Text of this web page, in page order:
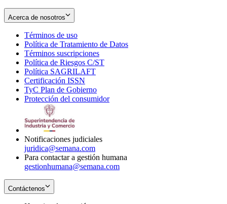
Acerca de nosotros
Términos de uso
in
new
window
Política de Tratamiento de Datos
Términos suscripciones
in
Política de Riesgos C/ST
Política SAGRILAFT
new
window
Certificación ISSN
in
new
TyC Plan de Gobierno
in
Protección del consumidorOpens
Notificaciones judiciales
juridica@semana.com
Para contactar a gestión humana
gestionhumana@semana.com
Contáctenos